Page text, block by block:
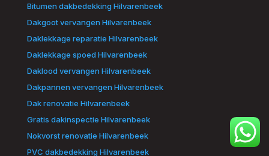
Bitumen dakbedekking Hilvarenbeek
Dakgoot vervangen Hilvarenbeek
Daklekkage reparatie Hilvarenbeek
Daklekkage spoed Hilvarenbeek
Daklood vervangen Hilvarenbeek
Dakpannen vervangen Hilvarenbeek
Dak renovatie Hilvarenbeek
Gratis dakinspectie Hilvarenbeek
Nokvorst renovatie Hilvarenbeek
PVC dakbedekking Hilvarenbeek